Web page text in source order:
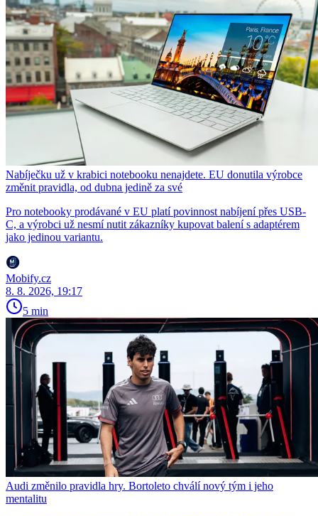
Nabíječku už v krabici notebooku nenajdete. EU donutila výrobce
změnit pravidla, od dubna jedině za své
Pro notebooky prodávané v EU platí povinnost nabíjení přes USB-
C, a výrobci už nesmí nutit zákazníky kupovat balení s adaptérem
jako jedinou variantu.
Mobify.cz
8. 8. 2026, 19:17
5 min
Audi změnilo pravidla hry. Bortoleto chválí nový tým i jeho
mentalitu